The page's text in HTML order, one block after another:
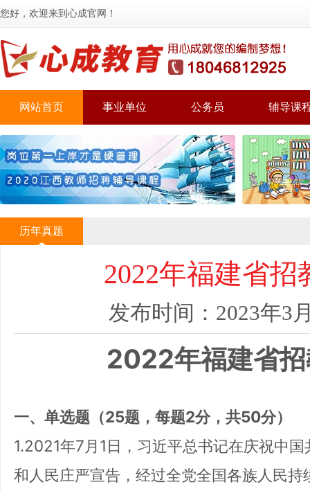
您好，欢迎来到心成官网！
网站首页 事业单位 公务员 辅导课
历年真题
2022年福建省
发布时间：2023年3
2022年福建省
一、单选题（25题，每题2分，共50分）
1.2021年7月1日，习近平总书记在庆祝中
和人民庄严宣告，经过全党全国各族人民